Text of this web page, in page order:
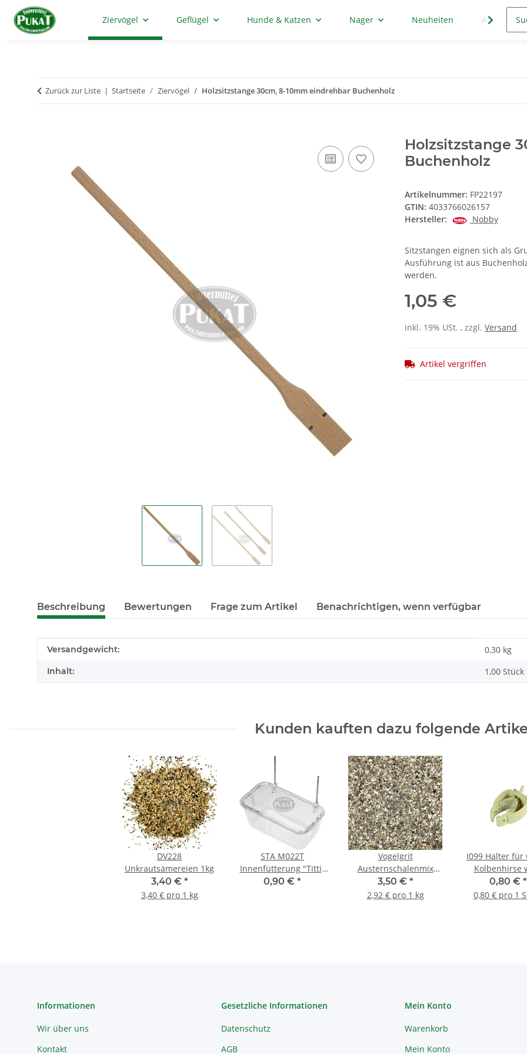
Ziervögel Geflügel Hunde & Katzen Nager Neuheiten Aktion
Zurück zur Liste Startseite Ziervögel Holzsitzstange 30cm, 8-10mm eindrehbar Buchenholz
Holzsitzstange
Buchenholz
Artikelnummer: FP22197
GTIN: 4033766026157
Hersteller:
Nobby
Sitzstangen eignen sich als
Ausführung ist aus
werden.
1,05 €
inkl. 19% USt. , zzgl. Versand
Artikel vergriffen
Beschreibung Bewertungen Frage zum Artikel Benachrichtigen, wenn verfügbar
Produkteigenschaft
Wert
Versandgewicht: 0,30 kg
Inhalt: 1,00 Stück
Kunden kauften dazu folgende
DV228
Unkrautsämereien 1kg
3,40 € *
3,40 € pro 1 kg
STA M022T
Innenfütterung "Titti"
trsp
0,90 € *
Vogelgrit
Austernschalenmix
small 1,2kg
3,50 € *
2,92 € pro 1 kg
I099 Halter für
Kolbenhirse
0,80 € *
0,80 € pro 1
Informationen
Wir über uns
Kontakt
Gesetzliche Informationen
Datenschutz
AGB
Mein Konto
Warenkorb
Mein Konto